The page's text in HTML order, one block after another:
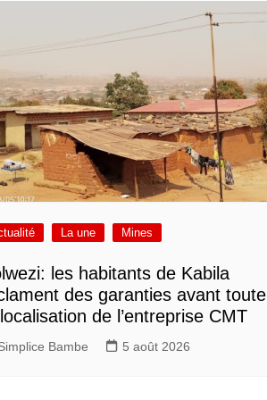
La une Mines
les habitants de Kabila
des garanties avant toute
de l’entreprise CMT
Bambe 5 août 2026